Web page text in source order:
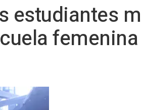
estudiantes